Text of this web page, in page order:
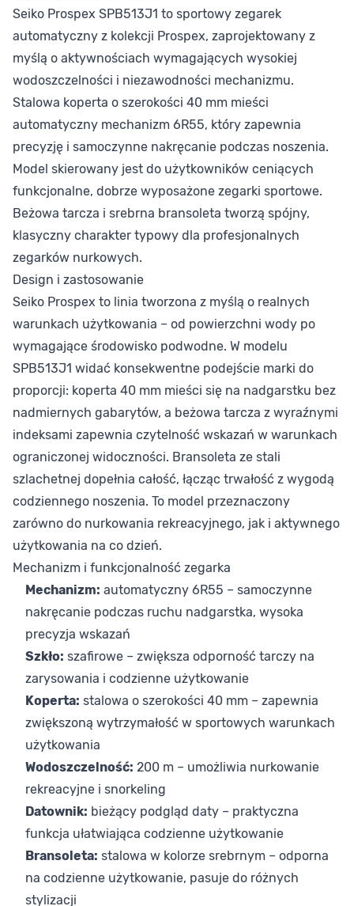
Seiko Prospex SPB513J1 to sportowy zegarek
automatyczny z kolekcji Prospex, zaprojektowany z
myślą o aktywnościach wymagających wysokiej
wodoszczelności i niezawodności mechanizmu.
Stalowa koperta o szerokości 40 mm mieści
automatyczny mechanizm 6R55, który zapewnia
precyzję i samoczynne nakręcanie podczas noszenia.
Model skierowany jest do użytkowników ceniących
funkcjonalne, dobrze wyposażone zegarki sportowe.
Beżowa tarcza i srebrna bransoleta tworzą spójny,
klasyczny charakter typowy dla profesjonalnych
zegarków nurkowych.
Design i zastosowanie
Seiko Prospex to linia tworzona z myślą o realnych
warunkach użytkowania – od powierzchni wody po
wymagające środowisko podwodne. W modelu
SPB513J1 widać konsekwentne podejście marki do
proporcji: koperta 40 mm mieści się na nadgarstku bez
nadmiernych gabarytów, a beżowa tarcza z wyraźnymi
indeksami zapewnia czytelność wskazań w warunkach
ograniczonej widoczności. Bransoleta ze stali
szlachetnej dopełnia całość, łącząc trwałość z wygodą
codziennego noszenia. To model przeznaczony
zarówno do nurkowania rekreacyjnego, jak i aktywnego
użytkowania na co dzień.
Mechanizm i funkcjonalność zegarka
Mechanizm: automatyczny 6R55 – samoczynne
nakręcanie podczas ruchu nadgarstka, wysoka
precyzja wskazań
Szkło: szafirowe – zwiększa odporność tarczy na
zarysowania i codzienne użytkowanie
Koperta: stalowa o szerokości 40 mm – zapewnia
zwiększoną wytrzymałość w sportowych warunkach
użytkowania
Wodoszczelność: 200 m – umożliwia nurkowanie
rekreacyjne i snorkeling
Datownik: bieżący podgląd daty – praktyczna
funkcja ułatwiająca codzienne użytkowanie
Bransoleta: stalowa w kolorze srebrnym – odporna
na codzienne użytkowanie, pasuje do różnych
stylizacji